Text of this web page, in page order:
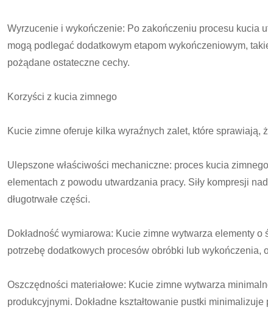
Wyrzucenie i wykończenie: Po zakończeniu procesu kucia
mogą podlegać dodatkowym etapom wykończeniowym,
pożądane ostateczne cechy.
Korzyści z kucia zimnego
Kucie zimne oferuje kilka wyraźnych zalet, które sprawiają,
Ulepszone właściwości mechaniczne: proces kucia
elementach z powodu utwardzania pracy. Siły kompresji
długotrwałe części.
Dokładność wymiarowa: Kucie zimne wytwarza elementy
potrzebę dodatkowych procesów obróbki lub wykończenia,
Oszczędności materiałowe: Kucie zimne wytwarza
produkcyjnymi. Dokładne kształtowanie pustki